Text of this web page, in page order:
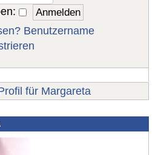
Benutzername
für Margareta